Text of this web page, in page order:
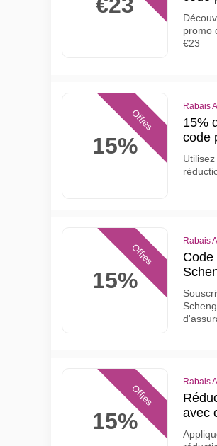
promo
€23
15%
Offres
Rabais
15%
code
15%
Offres
Rabais
Code
15%
Offres
Rabais
avec